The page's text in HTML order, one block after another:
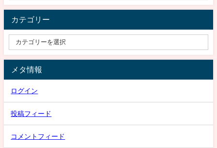
カテゴリー
メタ情報
ログイン
投稿フィード
コメントフィード